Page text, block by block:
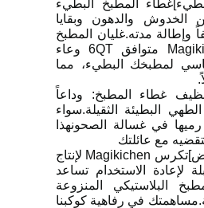
المطبخ البطيء
والدهون وبقايا
وإطالة مدته.غليان المطبخ
البطيء السيليكوني Magikichen متوافق 6QT وعاء
لمطبخك البطيء، مما
غطاء المطبخ: وداعاً
البطيئة الثقيلة.سواء
في غسالة الصحونهذا
مع عائلتك
✅[المساهمة في صحة الأرض]تكرس Magikichen لإنتاج
لإعادة الاستخدام تساعد
البلاستيكي المنزوعة
في رفاهية كوكبنا